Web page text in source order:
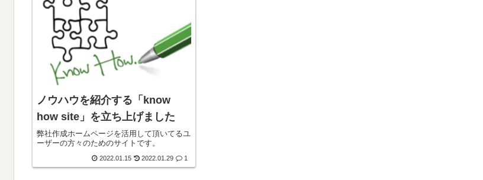
ノウハウを紹介する「know
how site」を立ち上げました
弊社作成ホームページを活用して頂いてるユ
ーザーの方々のためのサイトです。
2022.01.15 2022.01.29 1